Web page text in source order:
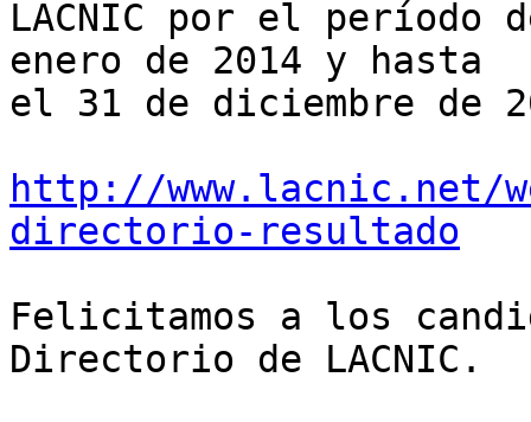
LACNIC por el
enero de 2014 y hasta
el 31 de diciembre de
http://www.lacnic.net/
directorio-resultado
Felicitamos a los
Directorio de LACNIC.